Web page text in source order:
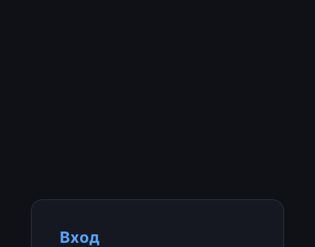
Вход